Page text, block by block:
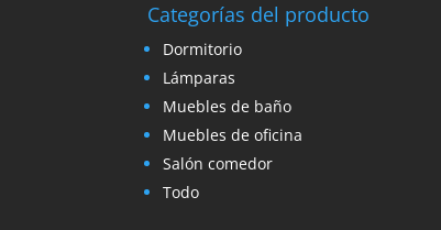
Categorías del producto
Dormitorio
Lámparas
Muebles de baño
Muebles de oficina
Salón comedor
Todo